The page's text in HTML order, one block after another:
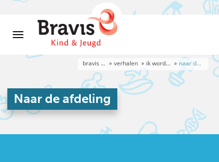
bravis kind & jeugd 13-18 jaar verhalen ik word geopereerd naar de afdeling
Naar de afdeling